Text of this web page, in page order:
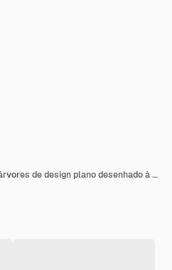
Ilustração de plantio de árvores de design plano desenhado à mão